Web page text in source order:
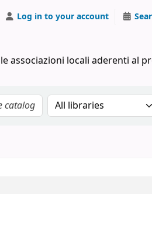
Log in to your account
associazioni locali aderenti al
Search the catalog